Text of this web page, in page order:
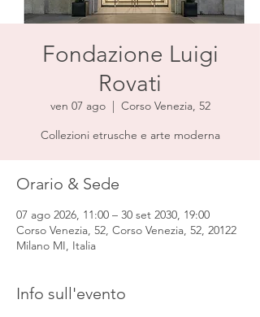
Fondazione Luigi
Rovati
ven 07 ago
  |
Corso Venezia, 52
Collezioni etrusche e arte moderna
Orario & Sede
07 ago 2026, 11:00 – 30 set 2030, 19:00
Corso Venezia, 52, Corso Venezia, 52, 20122
Milano MI, Italia
Info sull'evento